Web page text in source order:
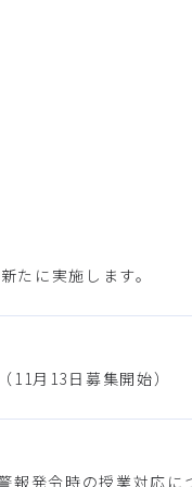
たに実施します。
11月13日募集開始）
報発令時の授業対応に